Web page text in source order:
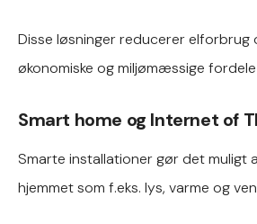
Disse løsninger reducerer elforbrug
økonomiske og miljømæssige
Smart home og Internet of
Smarte installationer gør det muligt
hjemmet som f.eks. lys, varme og